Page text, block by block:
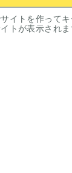
イトを作ってキ
トが表示されま